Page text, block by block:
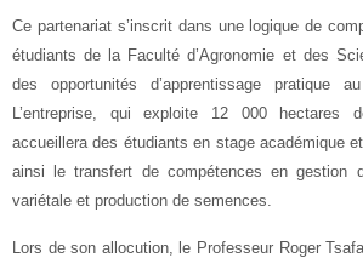
Ce partenariat s’inscrit dans une logique de
étudiants de la Faculté d’Agronomie et des
des opportunités d’apprentissage pratique
L’entreprise, qui exploite 12 000 hectares
accueillera des étudiants en stage académique
ainsi le transfert de compétences en gestion
variétale et production de semences.
Lors de son allocution, le Professeur Roger